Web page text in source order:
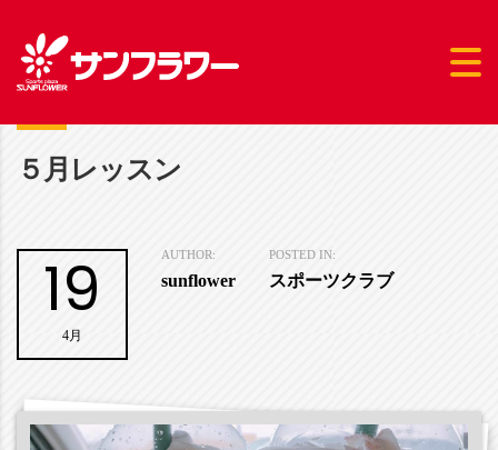
５月レッスン
19
4月
AUTHOR:
sunflower
POSTED IN:
スポーツクラブ